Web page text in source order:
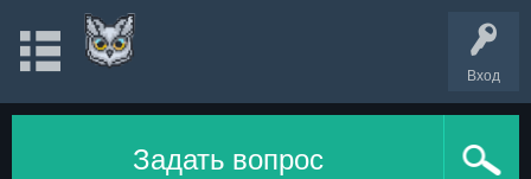
Вход
Задать вопрос